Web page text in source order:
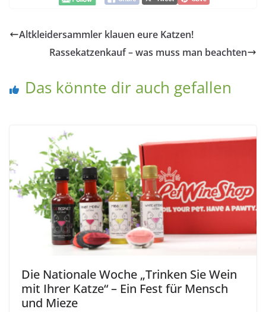
Altkleidersammler klauen eure Katzen!
Rassekatzenkauf – was muss man beachten
Das könnte dir auch gefallen
Die Nationale Woche „Trinken Sie Wein
mit Ihrer Katze“ – Ein Fest für Mensch
und Mieze